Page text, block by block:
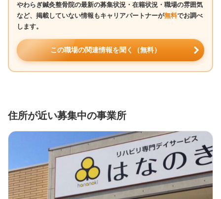
やわらぎ鍼灸整骨院の最新の募集状況・在籍状況・職場の雰囲気
など、掲載していない情報もキャリアパートナーが無料でお調べ
します。
この職場の関連情報を聞く（無料）
住所が近い募集中の事業所